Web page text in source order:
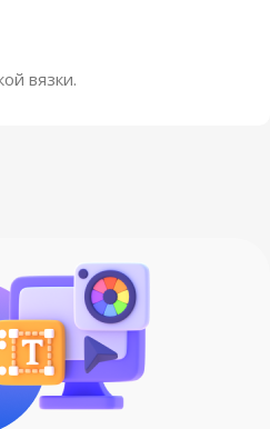
вязки.